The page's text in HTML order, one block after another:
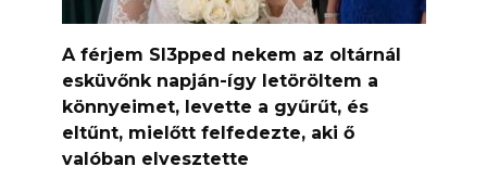
A férjem Sl3pped nekem az oltárnál
esküvőnk napján-így letöröltem a
könnyeimet, levette a gyűrűt, és
eltűnt, mielőtt felfedezte, aki ő
valóban elvesztette